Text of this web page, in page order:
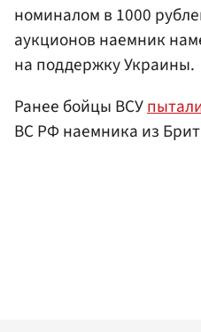
номиналом в 1000
аукционов наемник
на поддержку Украины.
Ранее бойцы ВСУ
ВС РФ наемника из